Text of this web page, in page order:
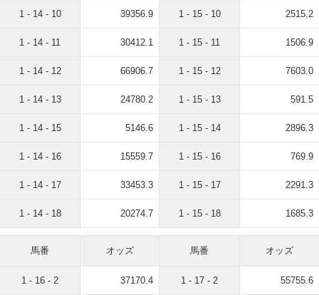
1 - 14 - 10 39356.9
1 - 14 - 11 30412.1
1 - 14 - 12 66906.7
1 - 14 - 13 24780.2
1 - 14 - 15 5146.6
1 - 14 - 16 15559.7
1 - 14 - 17 33453.3
1 - 14 - 18 20274.7
1 - 15 - 10 2515.2
1 - 15 - 11 1506.9
1 - 15 - 12 7603.0
1 - 15 - 13 591.5
1 - 15 - 14 2896.3
1 - 15 - 16 769.9
1 - 15 - 17 2291.3
1 - 15 - 18 1685.3
馬番 オッズ
1 - 16 - 2 37170.4
馬番 オッズ
1 - 17 - 2 55755.6